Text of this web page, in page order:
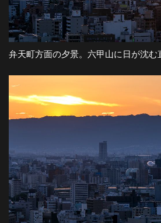
弁天町方面の夕景。六甲山に日が沈む